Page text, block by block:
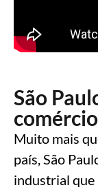
São
Muito mais
país, São
industrial que